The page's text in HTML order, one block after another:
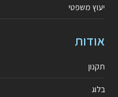
יעוץ משפטי
אודות
תקנון
בלוג